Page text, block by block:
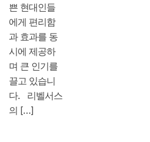
쁜 현대인들
에게 편리함
과 효과를 동
시에 제공하
며 큰 인기를
끌고 있습니
다. 리벨서스
의 […]